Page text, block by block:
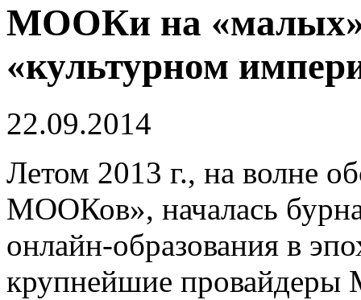
МООКи на «малых»
«культурном
22.09.2014
Летом 2013 г., на волне
МООКов», началась
онлайн-образования в
крупнейшие